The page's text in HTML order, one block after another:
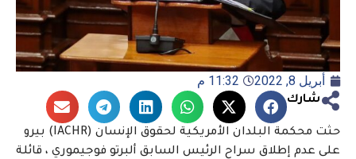
أبريل 8, 2022 11:32 م
شارك
حثت محكمة البلدان الأمريكية لحقوق الإنسان (IACHR) بيرو
على عدم إطلاق سراح الرئيس السابق ألبرتو فوجيموري ، قائلة